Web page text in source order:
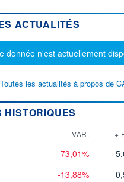
ACTUALITÉS
d'information
donnée n'est actuellement
Toutes les actualités à propos de
HISTORIQUES
VAR. +
-73,01%
-13,88%